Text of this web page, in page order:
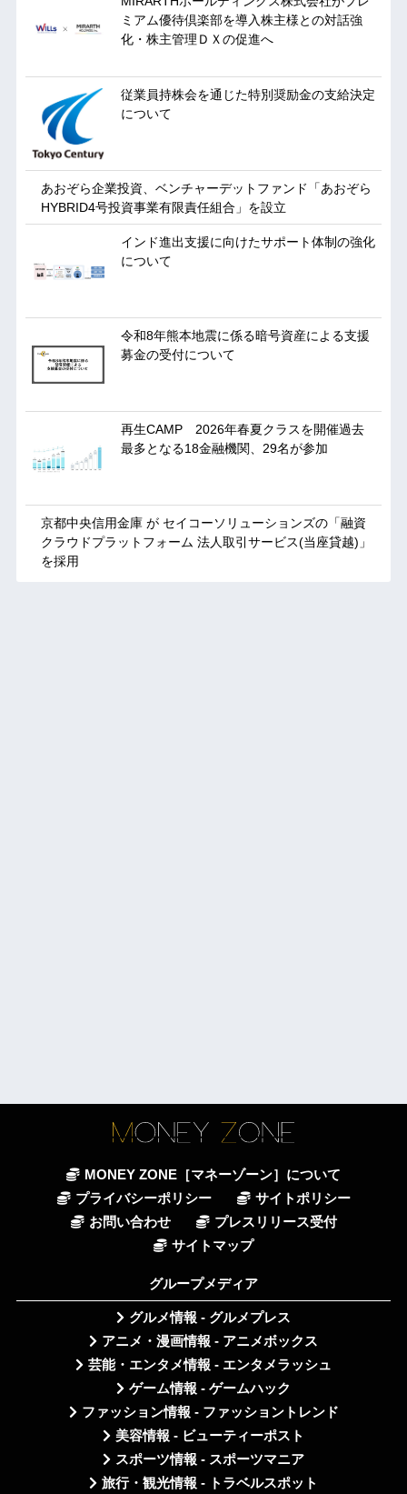
ミアム優待倶楽部を導入株主様との対話強
化・株主管理ＤＸの促進へ
従業員持株会を通じた特別奨励金の支給決定
について
あおぞら企業投資、ベンチャーデットファンド「あおぞら
HYBRID4号投資事業有限責任組合」を設立
インド進出支援に向けたサポート体制の強化
について
令和8年熊本地震に係る暗号資産による支援
募金の受付について
再生CAMP 2026年春夏クラスを開催過去
最多となる18金融機関、29名が参加
京都中央信用金庫 が セイコーソリューションズの「融資
クラウドプラットフォーム 法人取引サービス(当座貸越)」
を採用
MONEY ZONE［マネーゾーン］について
プライバシーポリシー
サイトポリシー
お問い合わせ
プレスリリース受付
サイトマップ
グループメディア
グルメ情報 - グルメプレス
アニメ・漫画情報 - アニメボックス
芸能・エンタメ情報 - エンタメラッシュ
ゲーム情報 - ゲームハック
ファッション情報 - ファッショントレンド
美容情報 - ビューティーポスト
スポーツ情報 - スポーツマニア
旅行・観光情報 - トラベルスポット